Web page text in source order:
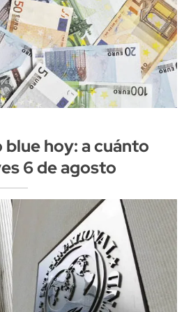
blue hoy: a cuánto
6 de agosto